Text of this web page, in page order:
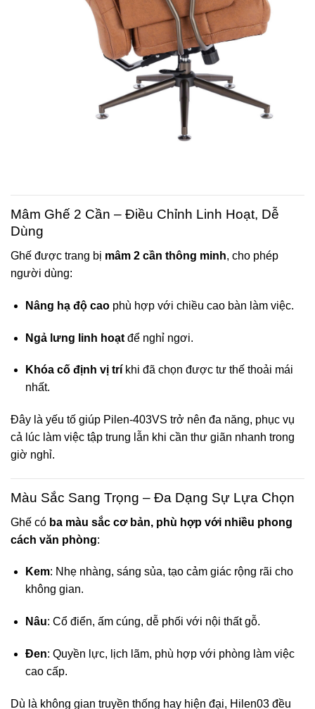
Mâm Ghế 2 Cần – Điều Chỉnh Linh Hoạt, Dễ
Dùng
Ghế được trang bị mâm 2 cần thông minh, cho phép
người dùng:
Nâng hạ độ caophù hợp với chiều cao bàn làm việc.
Ngả lưng linh hoạtđể nghỉ ngơi.
Khóa cố định vị tríkhi đã chọn được tư thế thoải mái
nhất.
Đây là yếu tố giúp Pilen-403VS trở nên đa năng, phục vụ
cả lúc làm việc tập trung lẫn khi cần thư giãn nhanh trong
giờ nghỉ.
Màu Sắc Sang Trọng – Đa Dạng Sự Lựa Chọn
Ghế có ba màu sắc cơ bản, phù hợp với nhiều phong
cách văn phòng:
Kem: Nhẹ nhàng, sáng sủa, tạo cảm giác rộng rãi cho
không gian.
Nâu: Cổ điển, ấm cúng, dễ phối với nội thất gỗ.
Đen: Quyền lực, lịch lãm, phù hợp với phòng làm việc
cao cấp.
Dù là không gian truyền thống hay hiện đại, Hilen03 đều